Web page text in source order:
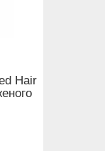
Hair